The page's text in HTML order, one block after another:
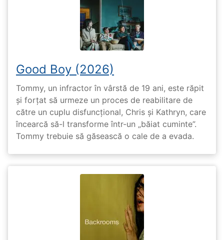
Good Boy (2026)
Tommy, un infractor în vârstă de 19 ani, este răpit
și forțat să urmeze un proces de reabilitare de
către un cuplu disfuncțional, Chris și Kathryn, care
încearcă să-l transforme într-un „băiat cuminte”.
Tommy trebuie să găsească o cale de a evada.